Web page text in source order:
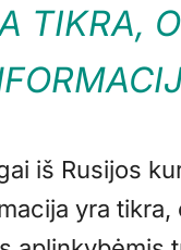
TIKRA,
iš Rusijos
yra tikra,